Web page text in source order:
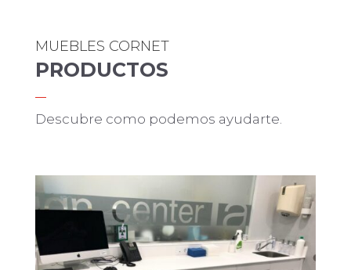
MUEBLES CORNET
PRODUCTOS
Descubre como podemos ayudarte.